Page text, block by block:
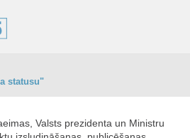
statusu"
Valsts prezidenta un Ministru